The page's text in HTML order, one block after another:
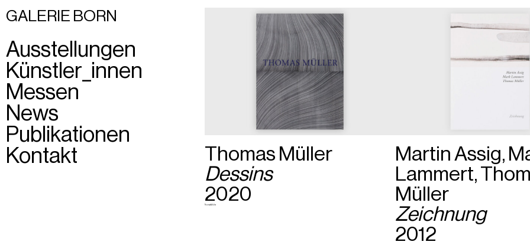
GALERIE BORN
Ausstellungen
Künstler_innen
Messen
News
Publikationen
Kontakt
Thomas Müller
Dessins
2020
Thomas Müller
Martin Assig,
Lammert,
Müller
Zeichnung
2012